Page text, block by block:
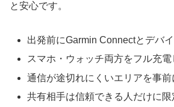
と安心です。
出発前にGarmin Connectとデバ
スマホ・ウォッチ両方をフル充電
通信が途切れにくいエリアを事前
共有相手は信頼できる人だけに限